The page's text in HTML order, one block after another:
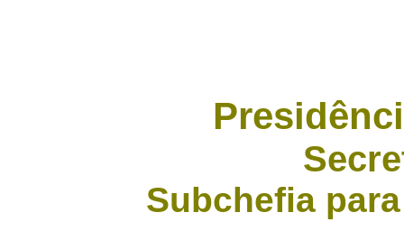
Subchefia